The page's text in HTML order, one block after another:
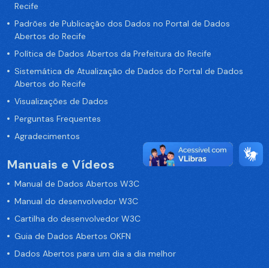
Recife
Padrões de Publicação dos Dados no Portal de Dados
Abertos do Recife
Política de Dados Abertos da Prefeitura do Recife
Sistemática de Atualização de Dados do Portal de Dados
Abertos do Recife
Visualizações de Dados
Perguntas Frequentes
Agradecimentos
Manuais e Vídeos
Manual de Dados Abertos W3C
Manual do desenvolvedor W3C
Cartilha do desenvolvedor W3C
Guia de Dados Abertos OKFN
Dados Abertos para um dia a dia melhor